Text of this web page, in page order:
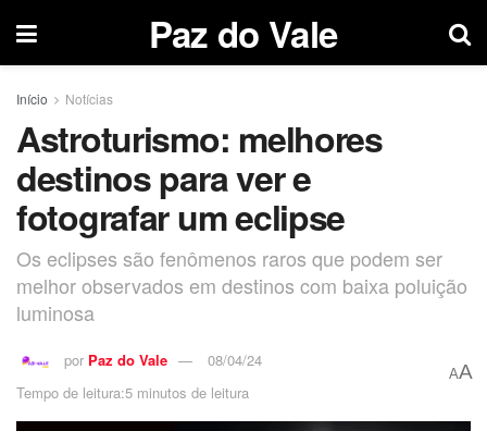
Paz do Vale
Início Notícias
Astroturismo: melhores
destinos para ver e
fotografar um eclipse
Os eclipses são fenômenos raros que podem ser
melhor observados em destinos com baixa poluição
luminosa
por Paz do Vale
08/04/24
Tempo de leitura:5 minutos de leitura
AA